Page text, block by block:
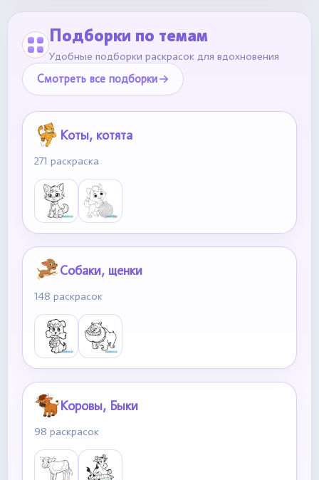
Подборки по темам
Удобные подборки раскрасок для вдохновения
Смотреть все подборки
Коты, котята
271 раскраска
Собаки, щенки
148 раскрасок
Коровы, Быки
98 раскрасок